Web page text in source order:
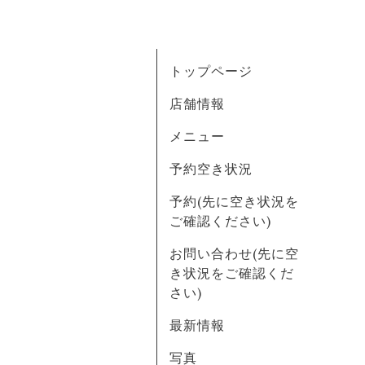
トップページ
店舗情報
メニュー
予約空き状況
予約(先に空き状況を
ご確認ください)
お問い合わせ(先に空
き状況をご確認くだ
さい)
最新情報
写真